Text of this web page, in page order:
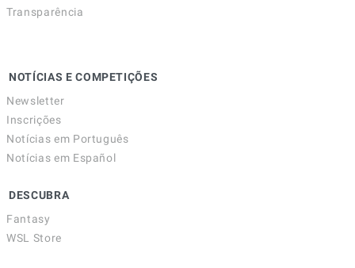
Transparência
NOTÍCIAS E COMPETIÇÕES
Newsletter
Inscrições
Notícias em Português
Notícias em Español
DESCUBRA
Fantasy
WSL Store